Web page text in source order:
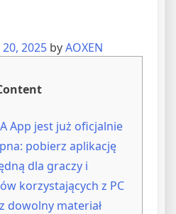
2025 byAOXEN
App jest już oficjalnie
pobierz aplikację
dla graczy i
korzystających z PC
dowolny materiał